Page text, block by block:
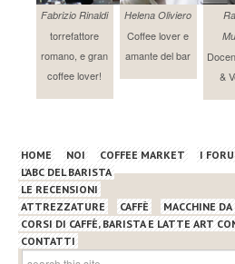
Fabrizio Rinaldi
torrefattore
romano, e gran
coffee lover!
Helena Oliviero
Coffee lover e
amante del bar
&
HOME NOI COFFEE MARKET I
L’ABC DEL BARISTA
LE RECENSIONI
ATTREZZATURE
CAFFÈ MACCHINE DA
CORSI DI CAFFÈ, BARISTA E LATTE ART
CONTATTI